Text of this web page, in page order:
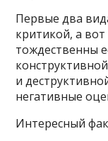
Первые два
критикой, а
тождественны
и
негативные
Интересный